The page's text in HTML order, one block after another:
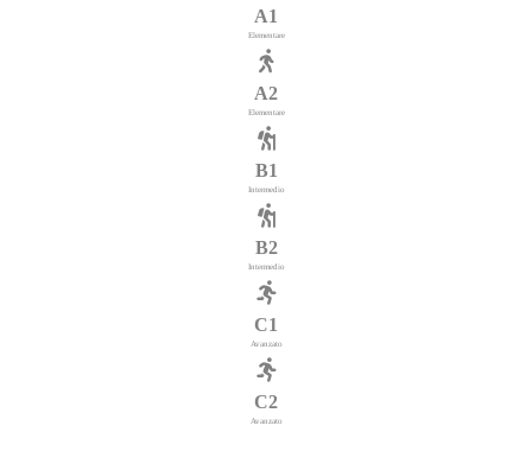
A1
Elementare
A2
Elementare
B1
Intermedio
B2
Intermedio
C1
Avanzato
C2
Avanzato